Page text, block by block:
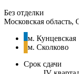
Без отделки
Московская
м. Кунцевская
м. Сколково
Срок сдачи